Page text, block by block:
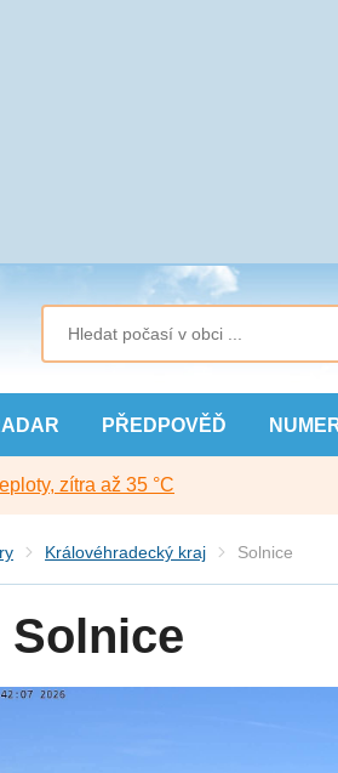
PŘEDPOVĚĎ
zítra až 35 °C
Královéhradecký kraj Solnice
Solnice